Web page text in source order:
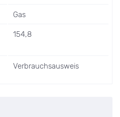
Gas
154,8
Verbrauchsausweis